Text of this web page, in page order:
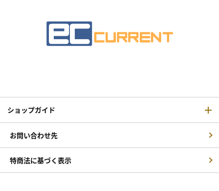
ショップガイド
お問い合わせ先
特商法に基づく表示